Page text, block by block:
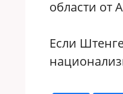
области от
Если